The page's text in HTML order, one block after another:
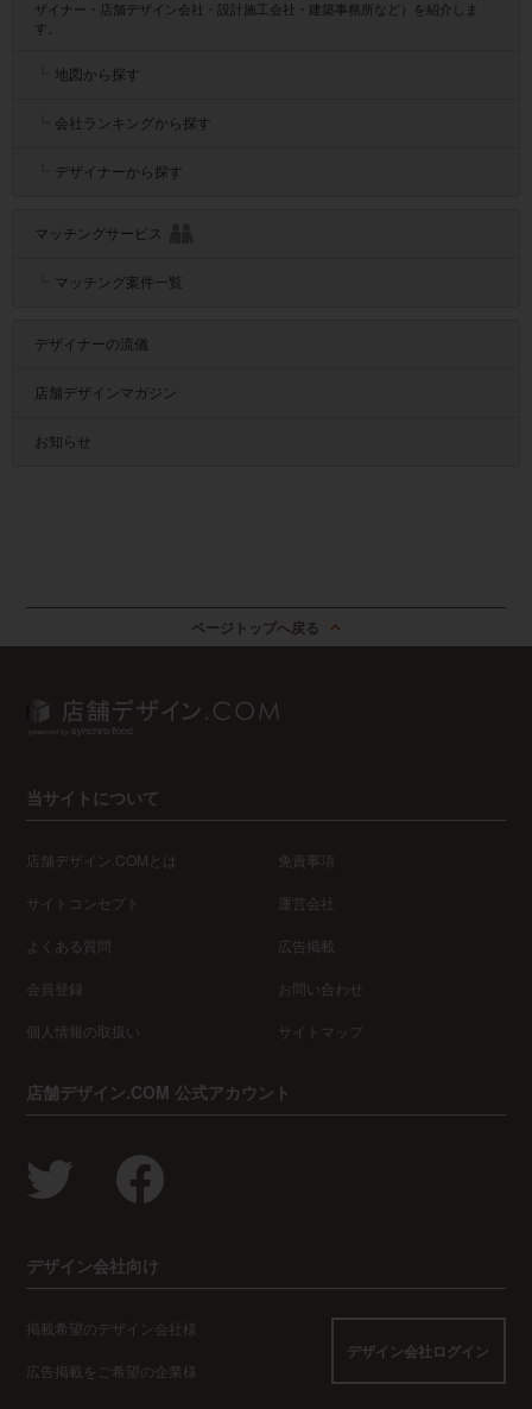
ザイナー・店舗デザイン会社・設計施工会社・建築事務所など）を紹介しま
す。
地図から探す
会社ランキングから探す
デザイナーから探す
マッチングサービス
マッチング案件一覧
デザイナーの流儀
店舗デザインマガジン
お知らせ
ページトップへ戻る
当サイトについて
店舗デザイン.COMとは
サイトコンセプト
よくある質問
会員登録
個人情報の取扱い
免責事項
運営会社
広告掲載
お問い合わせ
サイトマップ
店舗デザイン.COM 公式アカウント
デザイン会社向け
掲載希望のデザイン会社様
広告掲載をご希望の企業様
デザイン会社ログイン